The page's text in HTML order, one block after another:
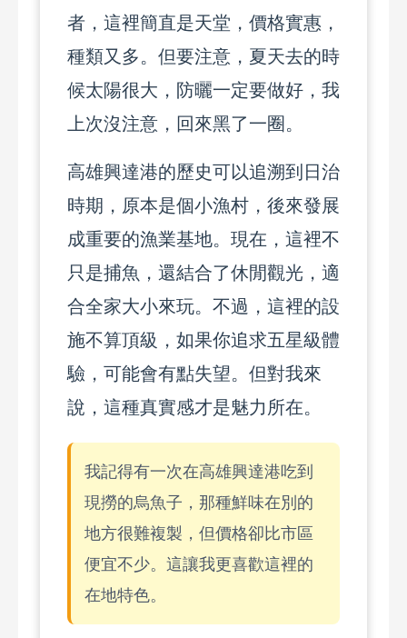
者，這裡簡直是天堂，價格實惠，
種類又多。但要注意，夏天去的時
候太陽很大，防曬一定要做好，我
上次沒注意，回來黑了一圈。
高雄興達港的歷史可以追溯到日治
時期，原本是個小漁村，後來發展
成重要的漁業基地。現在，這裡不
只是捕魚，還結合了休閒觀光，適
合全家大小來玩。不過，這裡的設
施不算頂級，如果你追求五星級體
驗，可能會有點失望。但對我來
說，這種真實感才是魅力所在。
我記得有一次在高雄興達港吃到
現撈的烏魚子，那種鮮味在別的
地方很難複製，但價格卻比市區
便宜不少。這讓我更喜歡這裡的
在地特色。